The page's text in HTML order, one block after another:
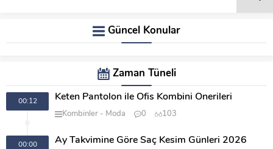
Güncel Konular
Zaman Tüneli
00:12 Keten Pantolon ile Ofis Kombini Önerileri
Kombinler Moda 0 103
00:00 Ay Takvimine Göre Saç Kesim Günleri 2026